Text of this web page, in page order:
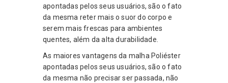
apontadas pelos seus usuários, são o fato
da mesma reter mais o suor do corpo e
serem mais frescas para ambientes
quentes, além da alta durabilidade.
As maiores vantagens da malha Poliéster
apontadas pelos seus usuários, são o fato
da mesma não precisar ser passada, não